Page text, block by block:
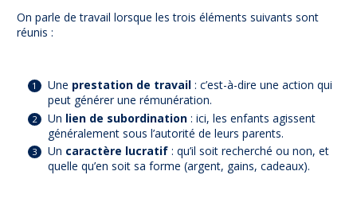
On parle de travail lorsque les trois éléments suivants sont
réunis :
Une prestation de travail: c’est-à-dire une action qui
peut générer une rémunération.
Un lien de subordination: ici, les enfants agissent
généralement sous l’autorité de leurs parents.
Un caractère lucratif: qu’il soit recherché ou non, et
quelle qu’en soit sa forme (argent, gains, cadeaux).